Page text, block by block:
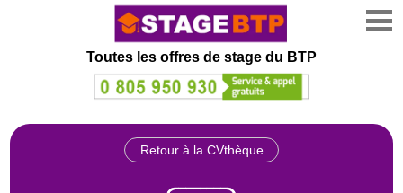
Toutes les offres de stage du BTP
Retour à la CVthèque